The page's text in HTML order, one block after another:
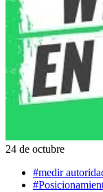
24 de octubre
#medir